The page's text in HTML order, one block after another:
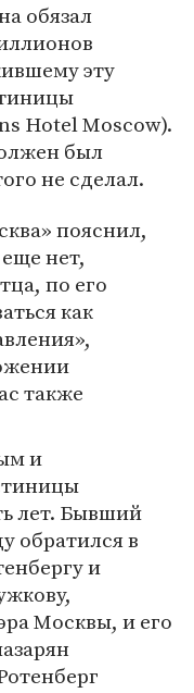
обязал
эту
Hotel Moscow).
был
не сделал.
пояснил,
нет,
по его
как
также
и
лет. Бывший
обратился в
и
Москвы, и его